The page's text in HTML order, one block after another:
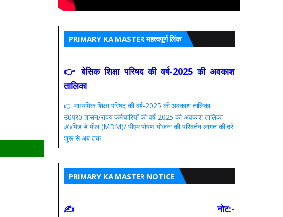
PRIMARY KA MASTER महत्वपूर्ण लिंक
👉 बेसिक शिक्षा परिषद की वर्ष-2025 की अवकाश
तालिका
👉 माध्यमिक शिक्षा परिषद की वर्ष-2025 की अवकाश तालिका
उ0प्र0 शासन/राज्य कर्मचारियों की वर्ष 2025 की अवकाश तालिका
✍️मिड डे मील (MDM)/ पीएम पोषण योजना की परिवर्तन लागत की दरें
शुरू से अब तक
PRIMARY KA MASTER NOTICE
✍ नोट:-